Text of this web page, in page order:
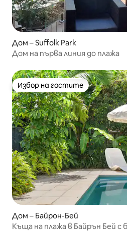
Дом – Suffolk Park
Дом на първа линия до плажа
Избор на гостите
Избор на гостите
Дом – Байрон-Бей
Къща на плажа в Байрън Бей с